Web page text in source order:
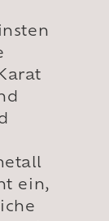
ein,